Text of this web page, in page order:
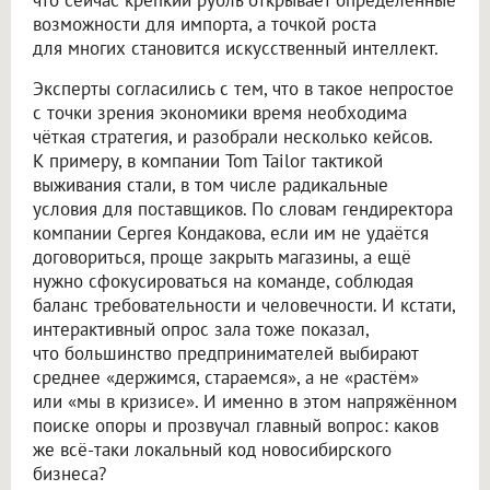
возможности для импорта, а точкой роста
для многих становится искусственный интеллект.
Эксперты согласились с тем, что в такое непростое
с точки зрения экономики время необходима
чёткая стратегия, и разобрали несколько кейсов.
К примеру, в компании Tom Tailor тактикой
выживания стали, в том числе радикальные
условия для поставщиков. По словам гендиректора
компании Сергея Кондакова, если им не удаётся
договориться, проще закрыть магазины, а ещё
нужно сфокусироваться на команде, соблюдая
баланс требовательности и человечности. И кстати,
интерактивный опрос зала тоже показал,
что большинство предпринимателей выбирают
среднее «держимся, стараемся», а не «растём»
или «мы в кризисе». И именно в этом напряжённом
поиске опоры и прозвучал главный вопрос: каков
же всё-таки локальный код новосибирского
бизнеса?